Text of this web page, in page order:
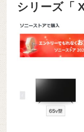
シリーズ「